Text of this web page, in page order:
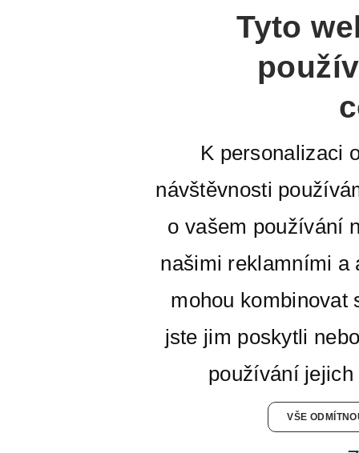
Tyto
K personalizaci
návštěvnosti
o vašem používání
našimi reklamními a
mohou kombinovat
jste jim poskytli
používání
VŠE